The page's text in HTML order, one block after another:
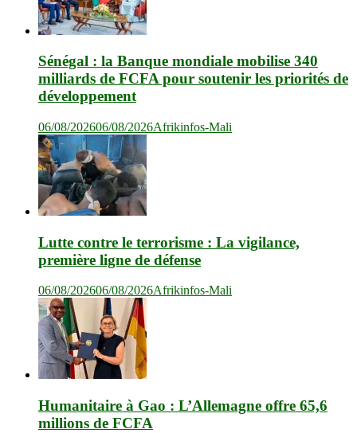
Sénégal : la Banque mondiale mobilise 340
milliards de FCFA pour soutenir les priorités de
développement
06/08/202606/08/2026Afrikinfos-Mali
Lutte contre le terrorisme : La vigilance,
première ligne de défense
06/08/202606/08/2026Afrikinfos-Mali
Humanitaire à Gao : L’Allemagne offre 65,6
millions de FCFA